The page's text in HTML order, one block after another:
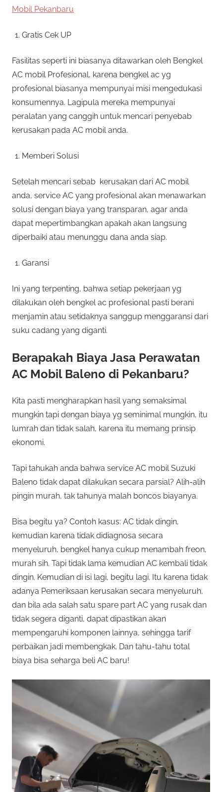
Mobil Pekanbaru
Gratis Cek UP
Fasilitas seperti ini biasanya ditawarkan oleh Bengkel
AC mobil Profesional, karena bengkel ac yg
profesional biasanya mempunyai misi mengedukasi
konsumennya. Lagipula mereka mempunyai
peralatan yang canggih untuk mencari penyebab
kerusakan pada AC mobil anda.
Memberi Solusi
Setelah mencari sebab kerusakan dari AC mobil
anda, service AC yang profesional akan menawarkan
solusi dengan biaya yang transparan, agar anda
dapat mepertimbangkan apakah akan langsung
diperbaiki atau menunggu dana anda siap.
Garansi
Ini yang terpenting, bahwa setiap pekerjaan yg
dilakukan oleh bengkel ac profesional pasti berani
menjamin atau setidaknya sanggup menggaransi dari
suku cadang yang diganti.
Berapakah Biaya Jasa Perawatan
AC Mobil Baleno di Pekanbaru?
Kita pasti mengharapkan hasil yang semaksimal
mungkin tapi dengan biaya yg seminimal mungkin, itu
lumrah dan tidak salah, karena itu memang prinsip
ekonomi.
Tapi tahukah anda bahwa service AC mobil Suzuki
Baleno tidak dapat dilakukan secara parsial? Alih-alih
pingin murah, tak tahunya malah boncos biayanya.
Bisa begitu ya? Contoh kasus: AC tidak dingin,
kemudian karena tidak didiagnosa secara
menyeluruh, bengkel hanya cukup menambah freon,
murah sih. Tapi tidak lama kemudian AC kembali tidak
dingin. Kemudian di isi lagi, begitu lagi. Itu karena tidak
adanya Pemeriksaan kerusakan secara menyeluruh,
dan bila ada salah satu spare part AC yang rusak dan
tidak segera diganti, dapat dipastikan akan
mempengaruhi komponen lainnya, sehingga tarif
perbaikan jadi membengkak. Dan tahu-tahu total
biaya bisa seharga beli AC baru!